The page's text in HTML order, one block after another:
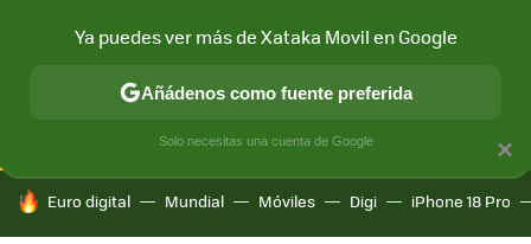
CONECTIVIDAD MÓVIL Y SOCIEDAD APLICACIONES
HOY SE HABLA DE
Euro digital Mundial Móviles Digi iPhone 18 Pro
×
Ya puedes ver más de Xataka Movil en Google
Añádenos como fuente preferida
Solo necesitas una cuenta de Google